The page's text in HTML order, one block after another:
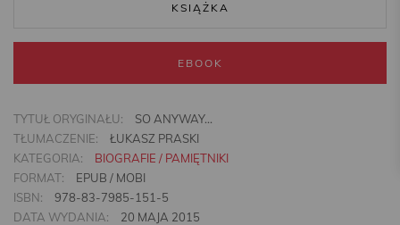
KSIĄŻKA
EBOOK
TYTUŁ ORYGINAŁU:
SO ANYWAY…
TŁUMACZENIE:
ŁUKASZ PRASKI
KATEGORIA:
BIOGRAFIE / PAMIĘTNIKI
FORMAT:
EPUB / MOBI
ISBN:
978-83-7985-151-5
DATA WYDANIA:
20 MAJA 2015